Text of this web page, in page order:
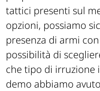
tattici presenti sul
opzioni, possiamo
presenza di armi
possibilità di
che tipo di irruzione
demo abbiamo